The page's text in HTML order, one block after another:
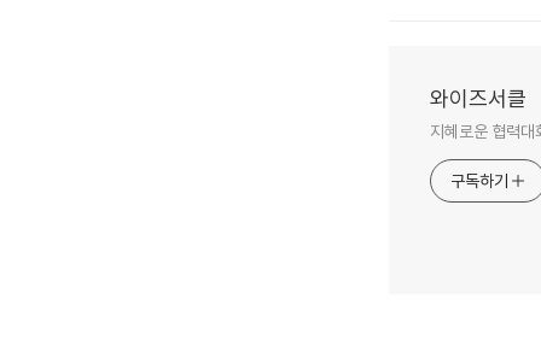
와이즈서클
지혜로운 협력
구독하기